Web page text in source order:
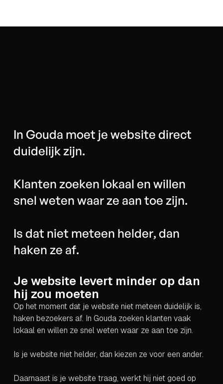
In Gouda moet je website direct
duidelijk zijn.
Klanten zoeken lokaal en willen
snel weten waarze aantoe zijn.
Is dat niet meteen helder, dan
haken ze af.
Je website levert minder op dan
hij zou moeten
Op het moment dat je website niet meteen duidelijk is,
haken bezoekers af. In Gouda zoeken klanten vaak
lokaal en willen ze snel weten waar ze aan toe zijn.
Is je website niet helder, dan kiezen ze voor een ander.
Daarnaast is je website traag, werkt hij niet goed op